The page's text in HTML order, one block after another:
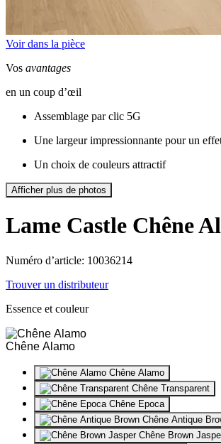
Voir dans la pièce
Vos avantages
en un coup d’œil
Assemblage par clic 5G
Une largeur impressionnante pour un
Un choix de couleurs attractif
Afficher plus de photos
Lame Castle Chêne
Numéro d’article: 10036214
Trouver un distributeur
Essence et couleur
Chêne Alamo
Chêne Alamo
Chêne Transparent
Chêne Epoca
Chêne Antique
Chêne Brown